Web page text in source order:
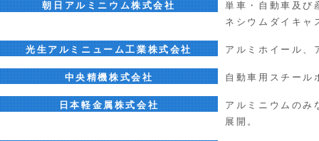
朝日アルミニウム株式会社
単車・自動車及
ネシウムダイキ
光生アルミニューム工業株式会社 アルミホイール、
中央精機株式会社 自動車用スチー
日本軽金属株式会社
アルミニウムのみ
展開。